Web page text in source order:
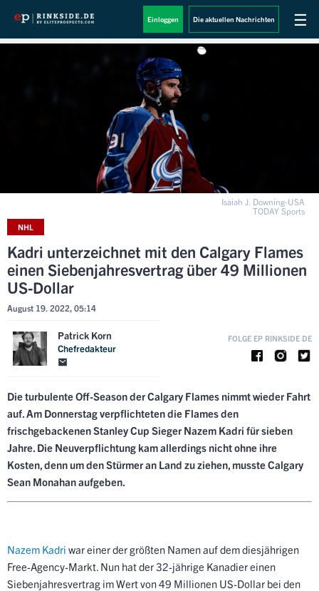
☰
Die aktuellen Nachrichten
Einloggen
Isaiah J. Downing-USA
TODAY Sports
NHL
Kadri unterzeichnet mit den Calgary Flames
einen Siebenjahresvertrag über 49 Millionen
US-Dollar
August 19. 2022, 05:14
Patrick Korn
Chefredakteur
FOLGE EP RINKSIDE DE
Die turbulente Off-Season der Calgary Flames nimmt wieder Fahrt
auf. Am Donnerstag verpflichteten die Flames den
frischgebackenen Stanley Cup Sieger Nazem Kadri für sieben
Jahre. Die Neuverpflichtung kam allerdings nicht ohne ihre
Kosten, denn um den Stürmer an Land zu ziehen, musste Calgary
Sean Monahan aufgeben.
Nazem Kadri war einer der größten Namen auf dem diesjährigen
Free-Agency-Markt. Nun hat der 32-jährige Kanadier einen
Siebenjahresvertrag im Wert von 49 Millionen US-Dollar bei den